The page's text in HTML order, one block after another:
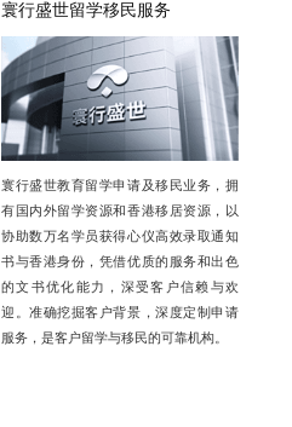
寰行盛世留学移民服务
寰行盛世教育留学申请及移民业务，拥
有国内外留学资源和香港移居资源，以
协助数万名学员获得心仪高效录取通知
书与香港身份，凭借优质的服务和出色
的文书优化能力，深受客户信赖与欢
迎。准确挖掘客户背景，深度定制申请
服务，是客户留学与移民的可靠机构。